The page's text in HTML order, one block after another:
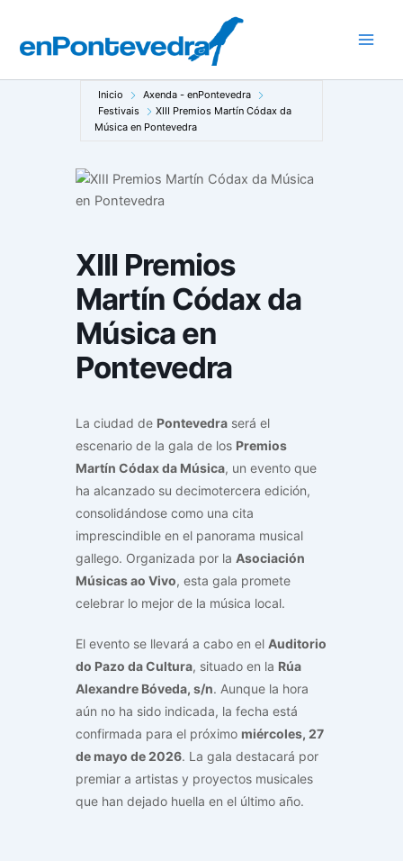
contenido
Inicio
Axenda - enPontevedra
Festivais
XIII Premios Martín Códax da
Música en Pontevedra
XIII Premios
Martín Códax da
Música en
Pontevedra
La ciudad de Pontevedra será el
escenario de la gala de los Premios
Martín Códax da Música, un evento que
ha alcanzado su decimotercera edición,
consolidándose como una cita
imprescindible en el panorama musical
gallego. Organizada por la Asociación
Músicas ao Vivo, esta gala promete
celebrar lo mejor de la música local.
El evento se llevará a cabo en el Auditorio
do Pazo da Cultura, situado en la Rúa
Alexandre Bóveda, s/n. Aunque la hora
aún no ha sido indicada, la fecha está
confirmada para el próximo miércoles, 27
de mayo de 2026. La gala destacará por
premiar a artistas y proyectos musicales
que han dejado huella en el último año.